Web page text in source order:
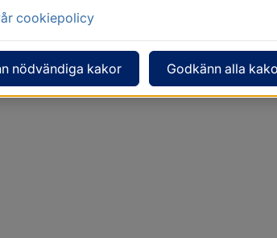
cookiepolicy
nödvändiga kakor Godkänn alla